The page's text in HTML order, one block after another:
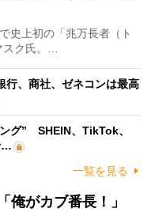
史上初の「兆万長者（ト
ク氏。…
行、商社、ゼネコンは最高
グ” SHEIN、TikTok、
…
一覧を見る
俺がカブ番長！」